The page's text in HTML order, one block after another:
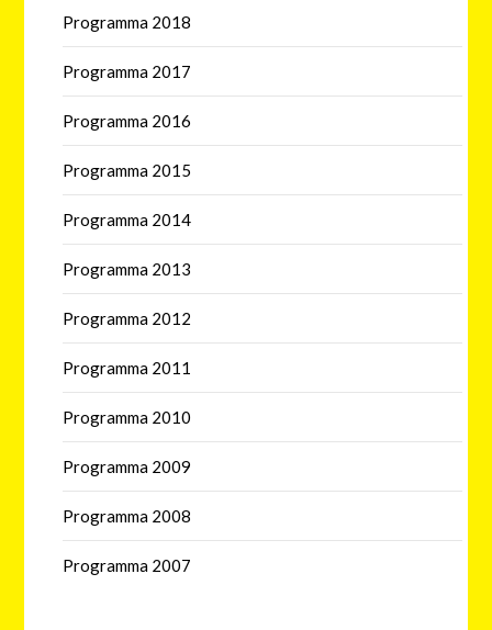
Programma 2018
Programma 2017
Programma 2016
Programma 2015
Programma 2014
Programma 2013
Programma 2012
Programma 2011
Programma 2010
Programma 2009
Programma 2008
Programma 2007